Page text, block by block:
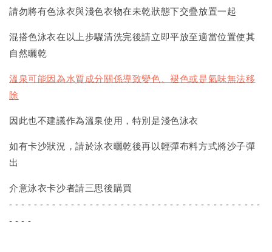
請勿將有色泳衣與淺色衣物在未乾狀態下交疊放置一起
混搭色泳衣在以上步驟清洗完後請立即平放至適當位置使其
自然曬乾
溫泉可能因為水質成分關係導致變色、褪色或是氣味無法移
除
因此也不建議作為溫泉使用，特別是淺色泳衣
如有卡沙狀況，請於泳衣曬乾後再以輕彈布料方式將沙子彈
出
介意泳衣卡沙者請三思後購買
- - - - - - - - - - - - - - - - - - - - - - - - - - - - - - - - - - - - - - - - -
- - - -